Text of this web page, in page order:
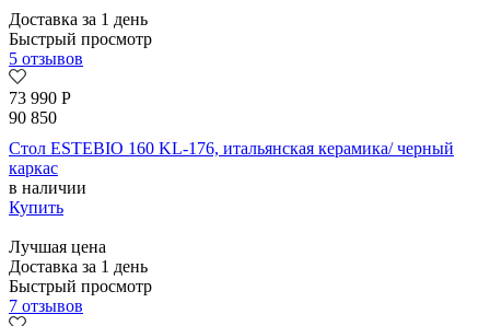
Доставка за 1 день
Быстрый просмотр
5 отзывов
73 990 Р
90 850
Стол ESTEBIO 160 KL-176, итальянская керамика/ черный
каркас
в наличии
Купить
Лучшая цена
Доставка за 1 день
Быстрый просмотр
7 отзывов